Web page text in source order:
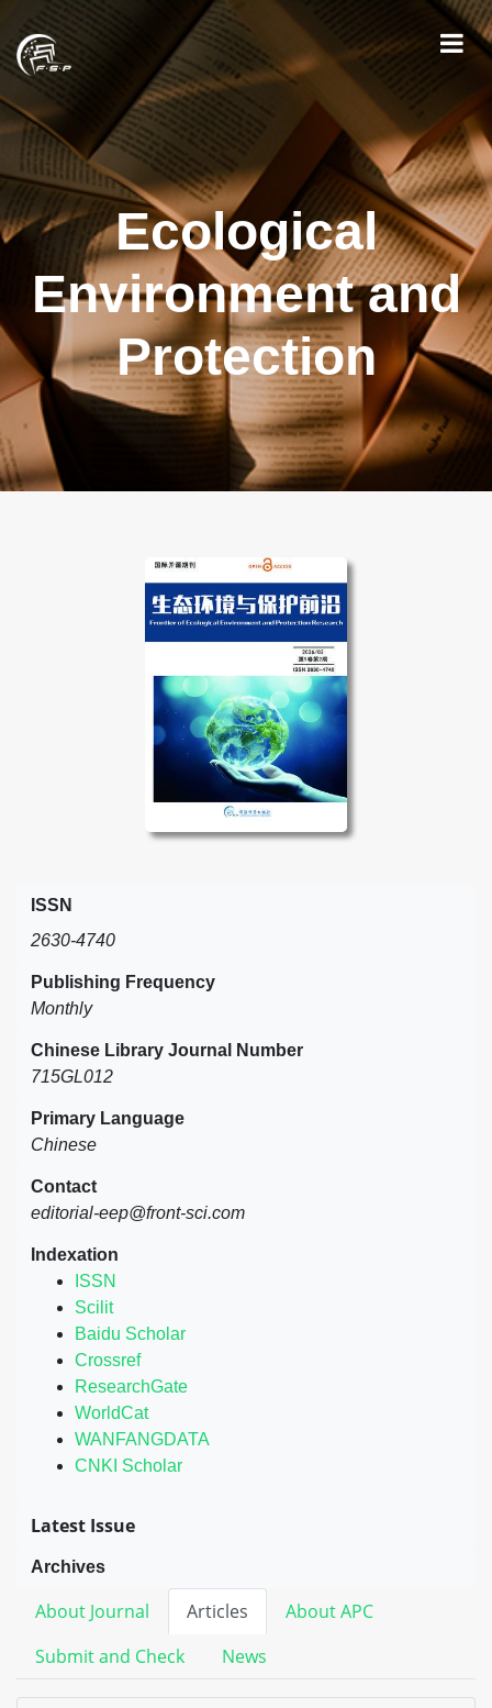
Ecological
Environment and
Protection
ISSN
2630-4740
Publishing Frequency
Monthly
Chinese Library Journal Number
715GL012
Primary Language
Chinese
Contact
editorial-eep@front-sci.com
Indexation
ISSN
Scilit
Baidu Scholar
Crossref
ResearchGate
WorldCat
WANFANGDATA
CNKI Scholar
Latest Issue
Archives
About Journal Articles
About APC
Submit and Check
News